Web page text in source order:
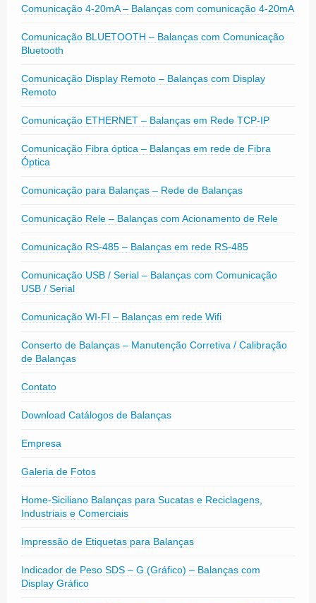
Comunicação 4-20mA – Balanças com comunicação 4-20mA
Comunicação BLUETOOTH – Balanças com Comunicação
Bluetooth
Comunicação Display Remoto – Balanças com Display
Remoto
Comunicação ETHERNET – Balanças em Rede TCP-IP
Comunicação Fibra óptica – Balanças em rede de Fibra
Óptica
Comunicação para Balanças – Rede de Balanças
Comunicação Rele – Balanças com Acionamento de Rele
Comunicação RS-485 – Balanças em rede RS-485
Comunicação USB / Serial – Balanças com Comunicação
USB / Serial
Comunicação WI-FI – Balanças em rede Wifi
Conserto de Balanças – Manutenção Corretiva / Calibração
de Balanças
Contato
Download Catálogos de Balanças
Empresa
Galeria de Fotos
Home-Siciliano Balanças para Sucatas e Reciclagens,
Industriais e Comerciais
Impressão de Etiquetas para Balanças
Indicador de Peso SDS – G (Gráfico) – Balanças com
Display Gráfico